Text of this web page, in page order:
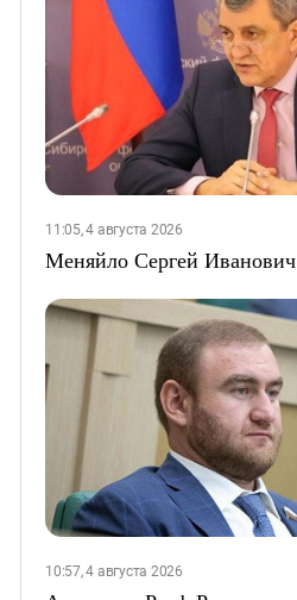
11:05, 4 августа 2026
Меняйло Сергей Иванович
10:57, 4 августа 2026